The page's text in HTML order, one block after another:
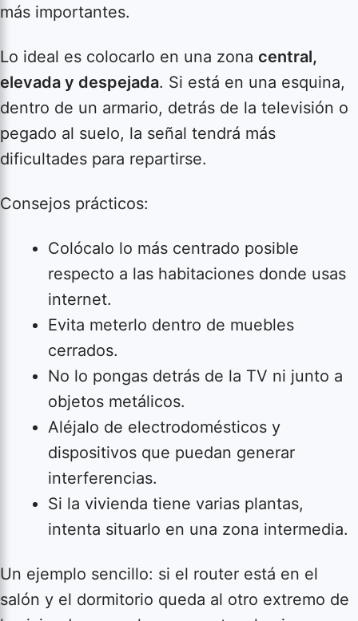
más importantes.
Lo ideal es colocarlo en una zona central,
elevada y despejada. Si está en una esquina,
dentro de un armario, detrás de la televisión o
pegado al suelo, la señal tendrá más
dificultades para repartirse.
Consejos prácticos:
Colócalo lo más centrado posible
respecto a las habitaciones donde usas
internet.
Evita meterlo dentro de muebles
cerrados.
No lo pongas detrás de la TV ni junto a
objetos metálicos.
Aléjalo de electrodomésticos y
dispositivos que puedan generar
interferencias.
Si la vivienda tiene varias plantas,
intenta situarlo en una zona intermedia.
Un ejemplo sencillo: si el router está en el
salón y el dormitorio queda al otro extremo de